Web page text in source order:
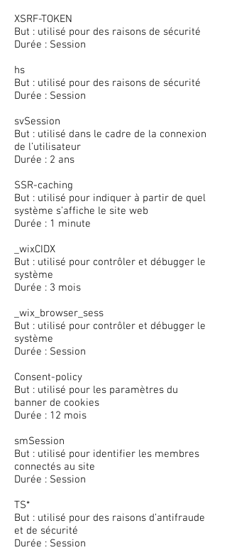
XSRF-TOKEN
But : utilisé pour des raisons de sécurité
Durée : Session
hs
But : utilisé pour des raisons de sécurité
Durée : Session
svSession
But : utilisé dans le cadre de la connexion
de l’utilisateur
Durée : 2 ans
SSR-caching
But : utilisé pour indiquer à partir de quel
système s’affiche le site web
Durée : 1 minute
_wixCIDX
But : utilisé pour contrôler et débugger le
système
Durée : 3 mois
_wix_browser_sess
But : utilisé pour contrôler et débugger le
système
Durée : Session
Consent-policy
But : utilisé pour les paramètres du
banner de cookies
Durée : 12 mois
smSession
But : utilisé pour identifier les membres
connectés au site
Durée : Session
TS*
But : utilisé pour des raisons d’antifraude
et de sécurité
Durée : Session